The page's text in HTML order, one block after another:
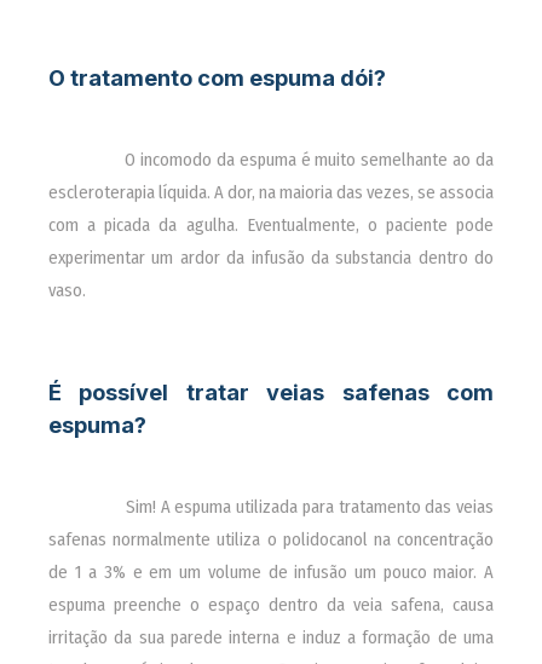
O tratamento com espuma dói?
O incomodo da espuma é muito semelhante ao da
escleroterapia líquida. A dor, na maioria das vezes, se associa
com a picada da agulha. Eventualmente, o paciente pode
experimentar um ardor da infusão da substancia dentro do
vaso.
É possível tratar veias safenas com
espuma?
Sim! A espuma utilizada para tratamento das veias
safenas normalmente utiliza o polidocanol na concentração
de 1 a 3% e em um volume de infusão um pouco maior. A
espuma preenche o espaço dentro da veia safena, causa
irritação da sua parede interna e induz a formação de uma